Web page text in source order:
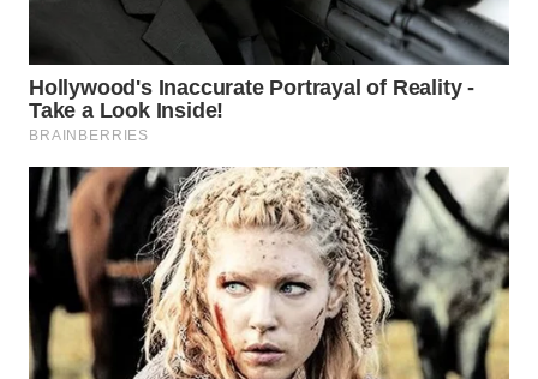
SEMARANG
WN
SOLO
WN
BOROBUDUR
WN
MADURA
WN
SURABAYA